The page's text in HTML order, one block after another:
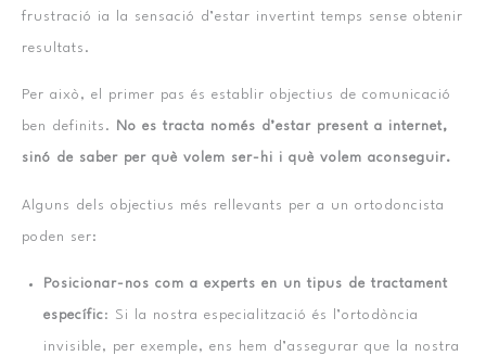
frustració ia la sensació d’estar invertint temps sense obtenir
resultats.
Per això, el primer pas és establir objectius de comunicació
ben definits. No es tracta només d’estar present a internet,
sinó de saber per què volem ser-hi i què volem aconseguir.
Alguns dels objectius més rellevants per a un ortodoncista
poden ser:
Posicionar-nos com a experts en un tipus de tractament
específic: Si la nostra especialització és l’ortodòncia
invisible, per exemple, ens hem d’assegurar que la nostra